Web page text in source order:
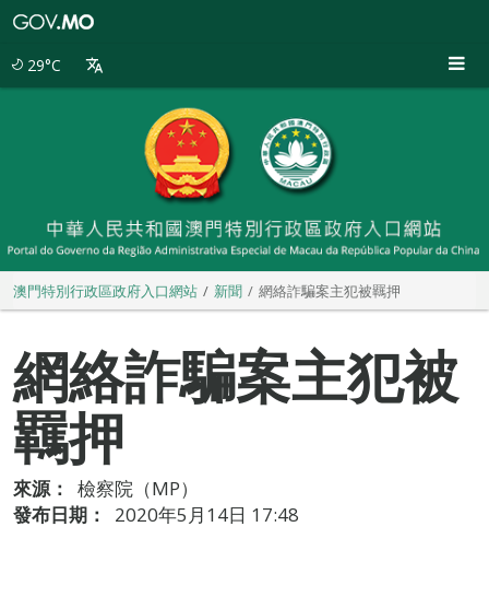
29°C
澳門特別行政區政府入口網站 新聞 網絡詐騙案主犯被羈押
網絡詐騙案主犯被
羈押
來源：
檢察院（MP）
發布日期：
2020年5月14日 17:48